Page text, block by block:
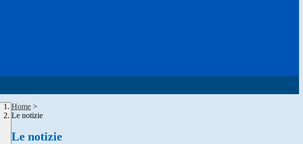
Home >
Le notizie
Le notizie